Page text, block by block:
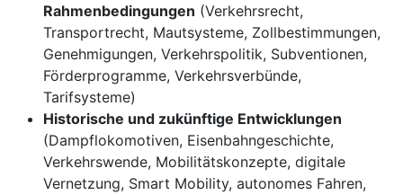
Rahmenbedingungen (Verkehrsrecht,
Transportrecht, Mautsysteme, Zollbestimmungen,
Genehmigungen, Verkehrspolitik, Subventionen,
Förderprogramme, Verkehrsverbünde,
Tarifsysteme)
Historische und zukünftige Entwicklungen
(Dampflokomotiven, Eisenbahngeschichte,
Verkehrswende, Mobilitätskonzepte, digitale
Vernetzung, Smart Mobility, autonomes Fahren,